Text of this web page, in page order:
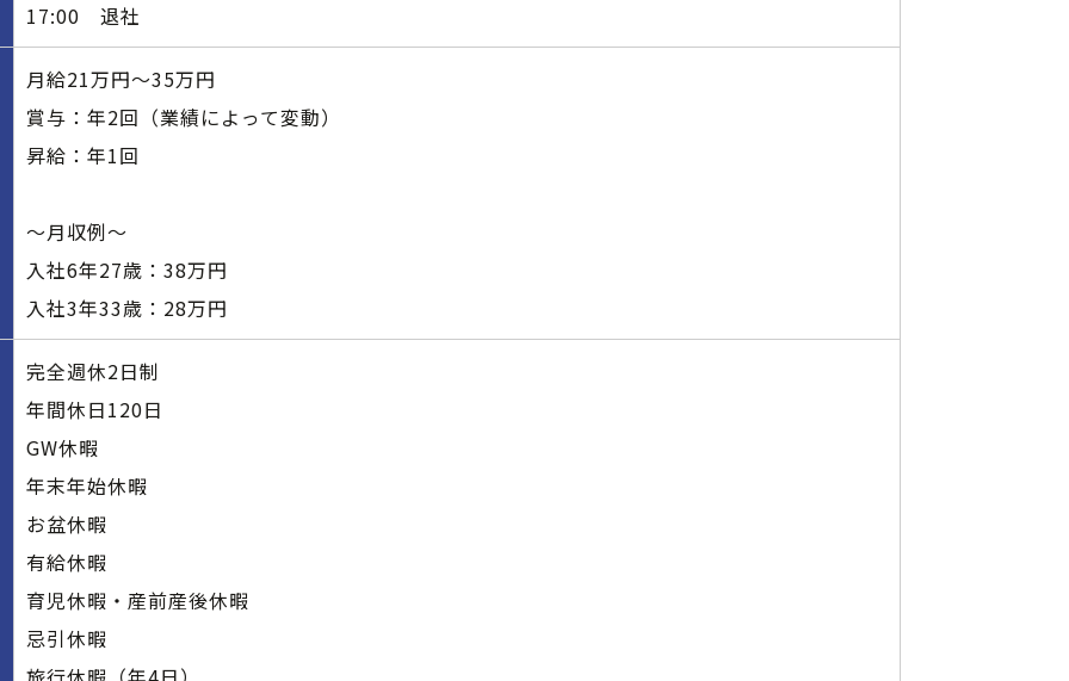
17:00 退社
月給21万円～35万円
賞与：年2回（業績によって変動）
昇給：年1回
～月収例～
入社6年27歳：38万円
入社3年33歳：28万円
完全週休2日制
年間休日120日
GW休暇
年末年始休暇
お盆休暇
有給休暇
育児休暇・産前産後休暇
忌引休暇